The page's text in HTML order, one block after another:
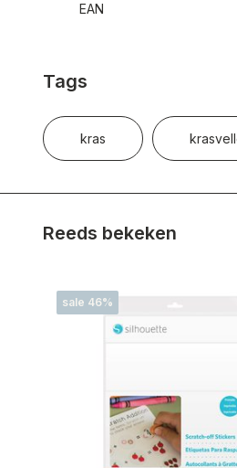
EAN
Tags
kras
Reeds bekeken
sale 46%